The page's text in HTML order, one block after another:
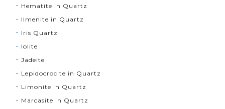
Hematite in Quartz
Ilmenite in Quartz
Iris Quartz
Iolite
Jadeite
Lepidocrocite in Quartz
Limonite in Quartz
Marcasite in Quartz